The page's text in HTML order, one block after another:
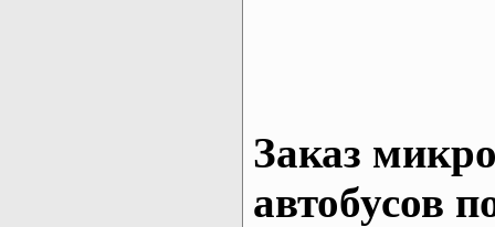
Заказ
автобусов